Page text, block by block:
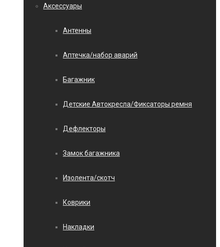
Аксессуары
Антенны
Аптечка/набор аварий
Багажник
Детские Автокресла/Фиксаторы ремня
Дефлекторы
Замок багажника
Изолента/скотч
Коврики
Накладки